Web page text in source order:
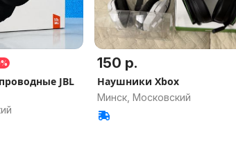
JBL
150 р.
Наушники Xbox
Минск, Московский